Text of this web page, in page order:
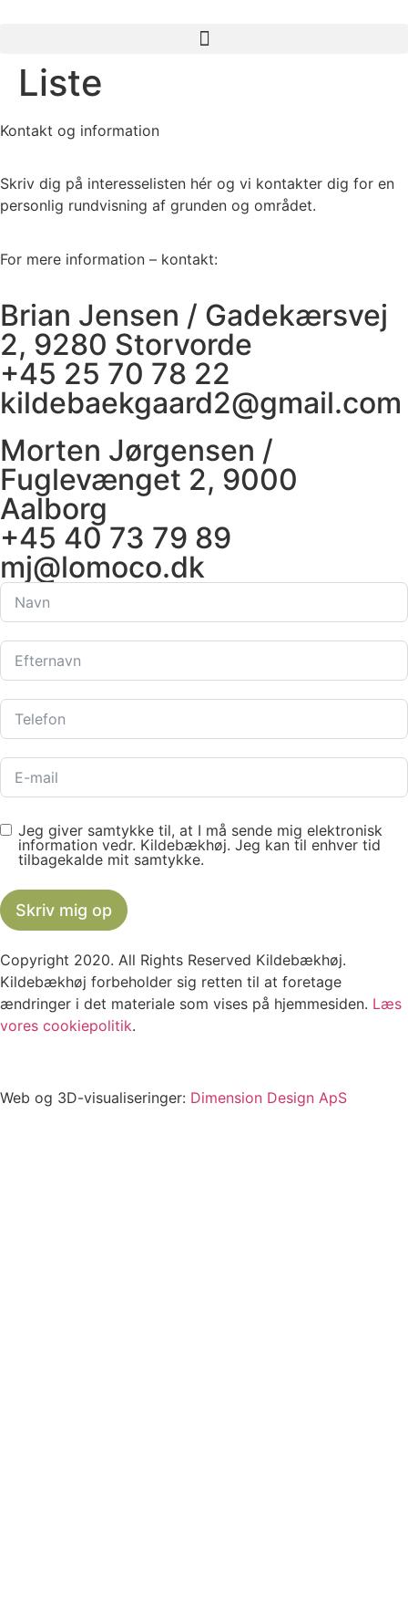
Liste
Kontakt og information
Skriv dig på interesselisten hér og vi kontakter dig for en
personlig rundvisning af grunden og området.
For mere information – kontakt:
Brian Jensen / Gadekærsvej
2, 9280 Storvorde
+45 25 70 78 22
kildebaekgaard2@gmail.com
Morten Jørgensen /
Fuglevænget 2, 9000
Aalborg
+45 40 73 79 89
mj@lomoco.dk
Jeg giver samtykke til, at I må sende mig elektronisk
information vedr. Kildebækhøj. Jeg kan til enhver tid
tilbagekalde mit samtykke.
Skriv mig op
Copyright 2020. All Rights Reserved Kildebækhøj.
Kildebækhøj forbeholder sig retten til at foretage
ændringer i det materiale som vises på hjemmesiden. Læs
vores cookiepolitik.
Web og 3D-visualiseringer: Dimension Design ApS